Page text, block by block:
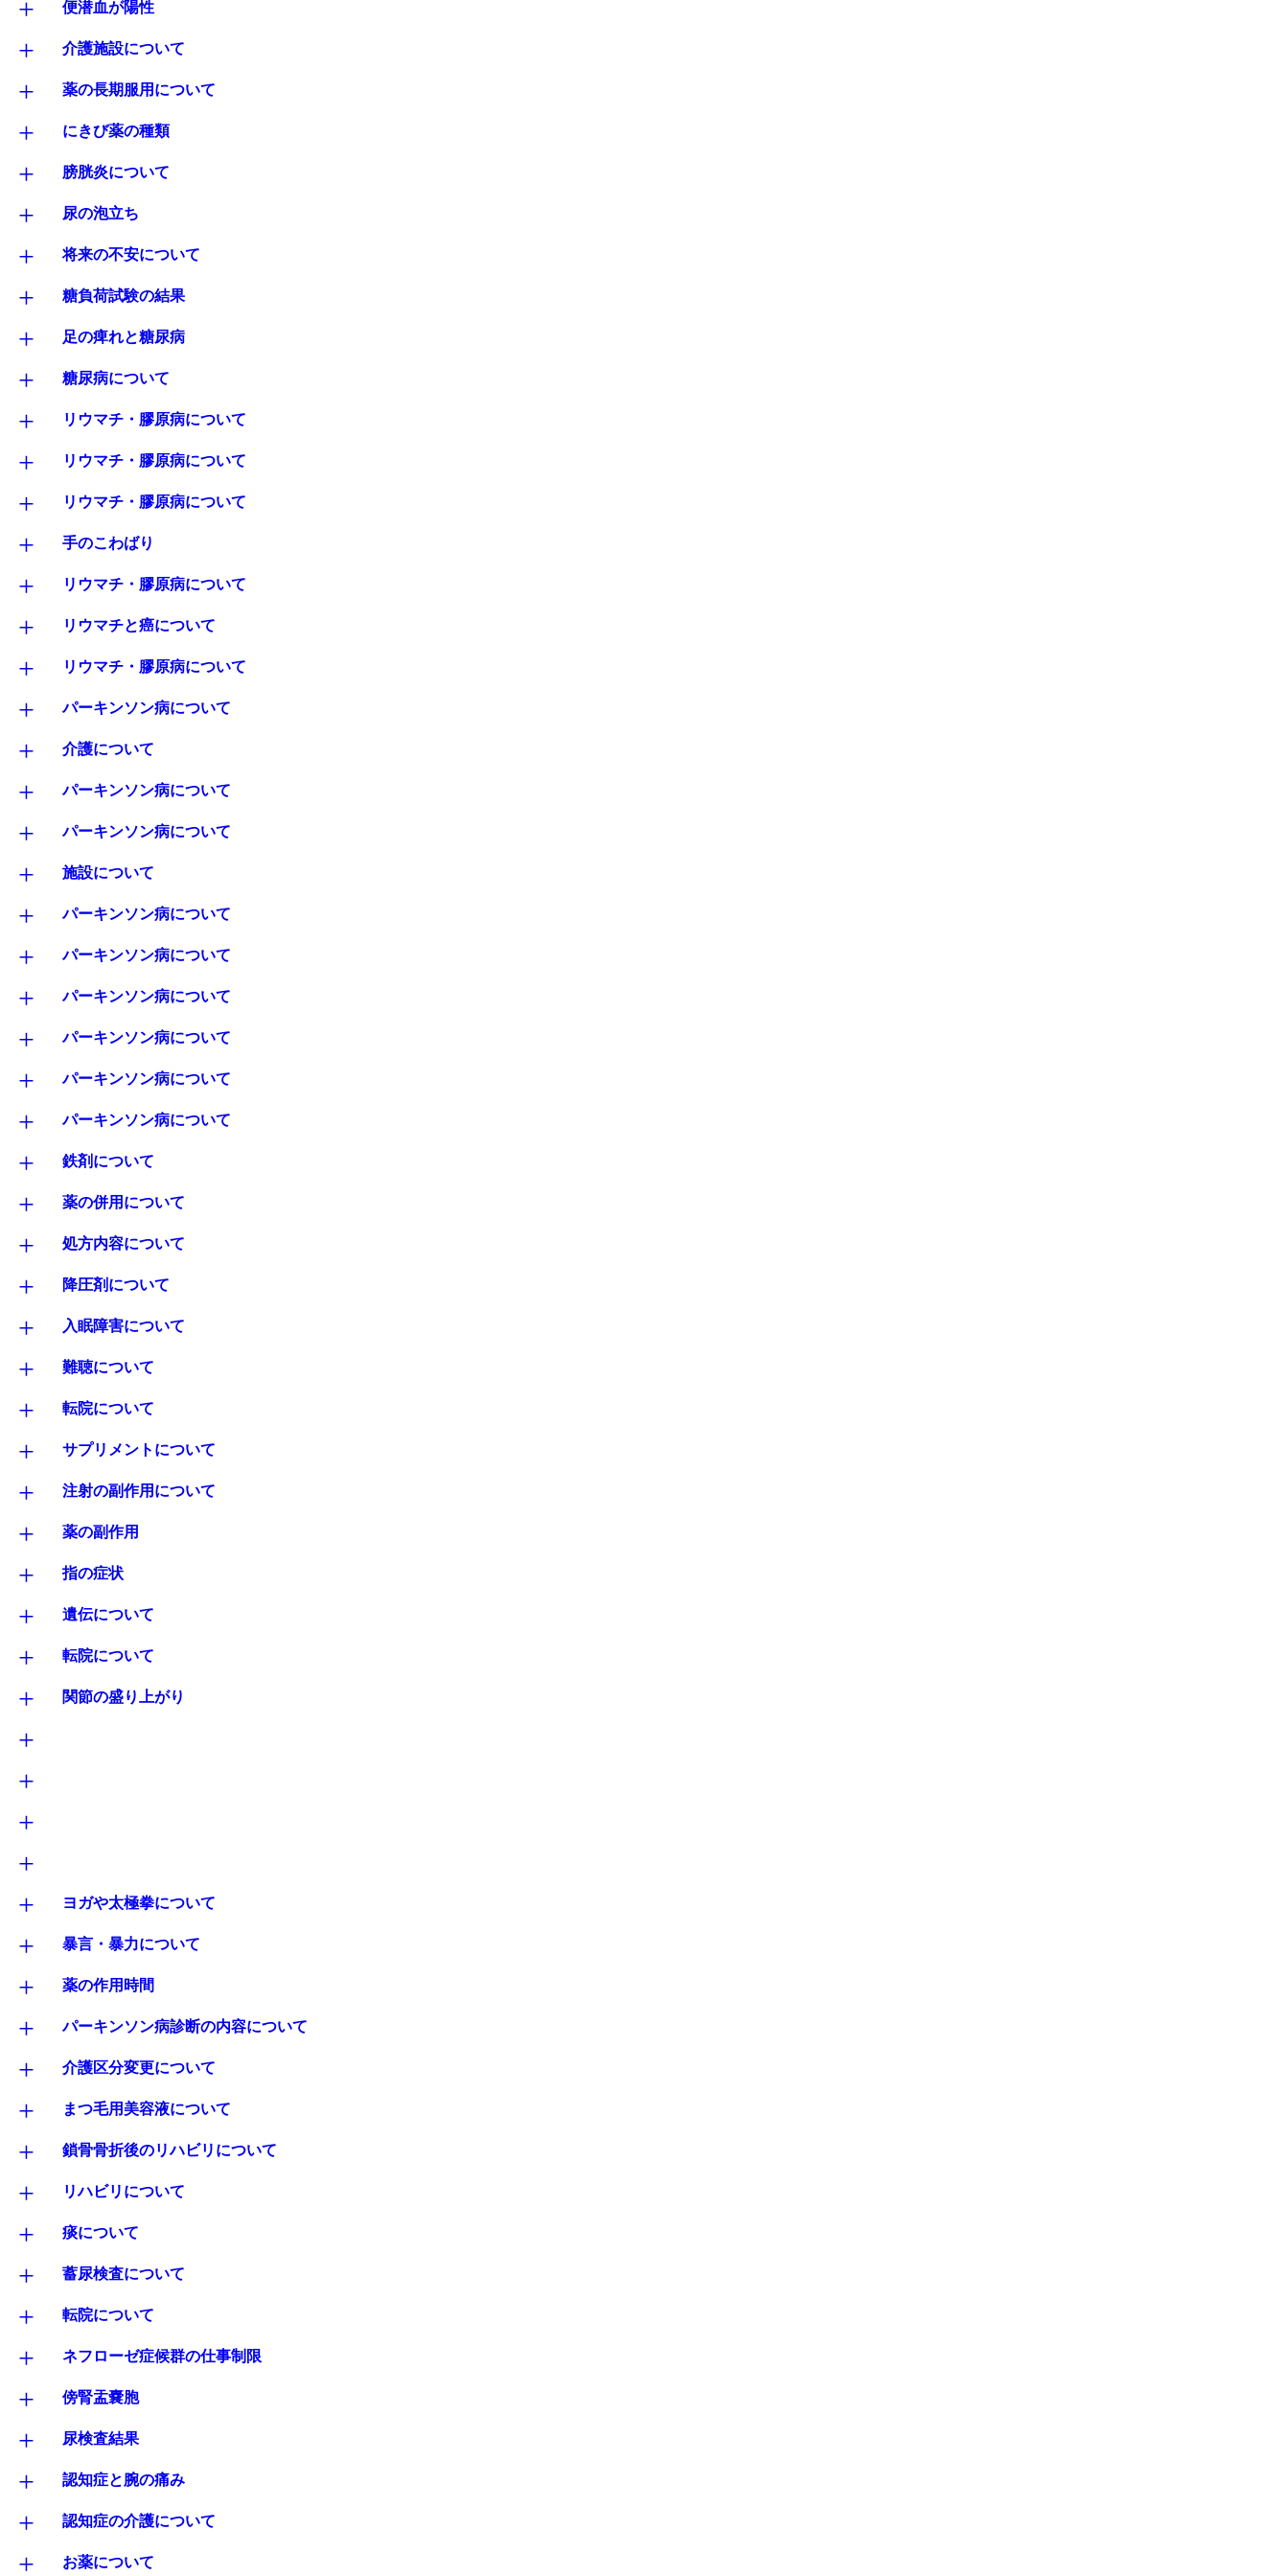
+ 便潜血が陽性
+ 介護施設について
+ 薬の長期服用について
+ にきび薬の種類
+ 膀胱炎について
+ 尿の泡立ち
+ 将来の不安について
+ 糖負荷試験の結果
+ 足の痺れと糖尿病
+ 糖尿病について
+ リウマチ・膠原病について
+ リウマチ・膠原病について
+ リウマチ・膠原病について
+ 手のこわばり
+ リウマチ・膠原病について
+ リウマチと癌について
+ リウマチ・膠原病について
+ パーキンソン病について
+ 介護について
+ パーキンソン病について
+ パーキンソン病について
+ 施設について
+ パーキンソン病について
+ パーキンソン病について
+ パーキンソン病について
+ パーキンソン病について
+ パーキンソン病について
+ パーキンソン病について
+ 鉄剤について
+ 薬の併用について
+ 処方内容について
+ 降圧剤について
+ 入眠障害について
+ 難聴について
+ 転院について
+ サプリメントについて
+ 注射の副作用について
+ 薬の副作用
+ 指の症状
+ 遺伝について
+ 転院について
+ 関節の盛り上がり
+
+
+
+
+
ヨガや太極拳について
+ 暴言・暴力について
+ 薬の作用時間
+ パーキンソン病診断の内容について
+ 介護区分変更について
+ まつ毛用美容液について
+ 鎖骨骨折後のリハビリについて
+ リハビリについて
+ 痰について
+ 蓄尿検査について
+ 転院について
+ ネフローゼ症候群の仕事制限
+ 傍腎盂嚢胞
+ 尿検査結果
+ 認知症と腕の痛み
+ 認知症の介護について
+ お薬について